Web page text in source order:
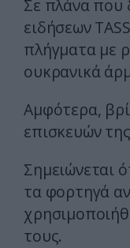
Σε πλάνα που
ειδήσεων
πλήγματα με
ουκρανικά
Αμφότερα,
επισκευών
Σημειώνεται
τα φορτηγά
τους.